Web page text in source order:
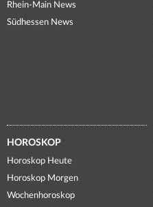
Rhein-Main News
Südhessen News
HOROSKOP
Horoskop Heute
Horoskop Morgen
Wochenhoroskop